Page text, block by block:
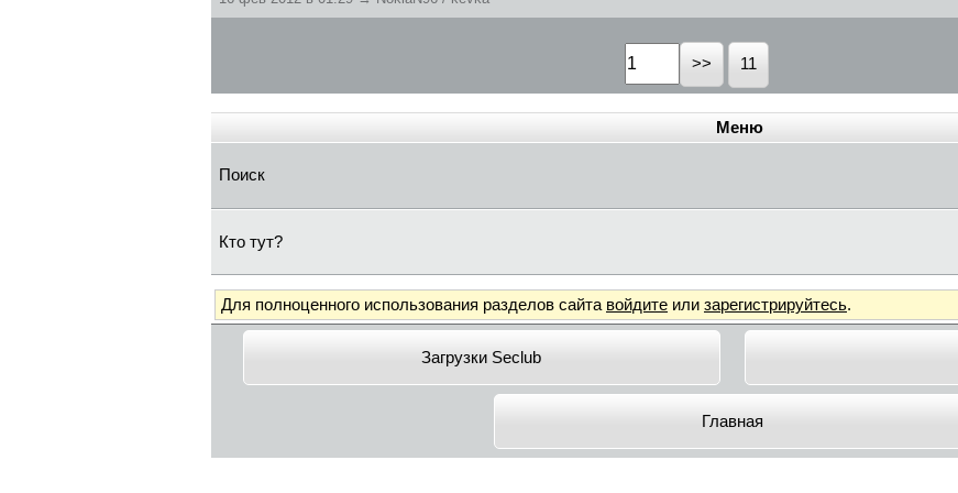
11
Меню
Поиск
Кто тут?
Для полноценного использования разделов сайта войдите или зарегистрируйтесь.
Загрузки Seclub
Главная